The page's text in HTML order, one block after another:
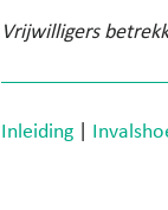
Vrijwilligers
Inleiding